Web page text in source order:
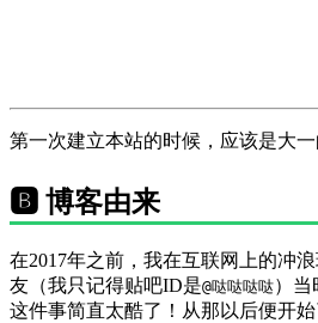
第一次建立本站的时候，应该是大
🅱️ 博客由来
在2017年之前，我在互联网上的冲
友（我只记得贴吧ID是@哒哒哒哒）当
这件事简直太酷了！从那以后便开